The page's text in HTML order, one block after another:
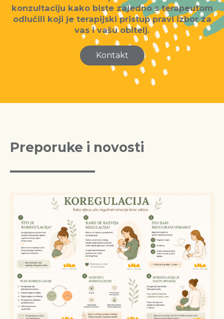
konzultaciju kako biste zajedno s terapeutom
odlučili koji je terapijski pristup pravi izbor za
vas i vašu obitelj.
Kontakt
Preporuke i novosti